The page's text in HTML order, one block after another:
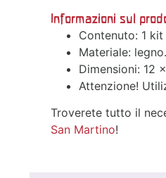
Informazioni sul
Contenuto: 1 kit
Materiale: legno.
Dimensioni: 12
Attenzione!
Troverete tutto il
San Martino!